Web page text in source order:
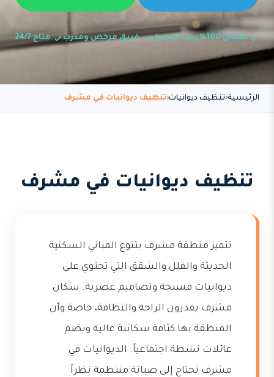
ضمان 100% رضا العميل فريق مرخص ومدرب متاح 24/7
الرئيسية تنظيف ديوانيات تنظيف ديوانيات في مشرف
تنظيف ديوانيات في مشرف
تتميز منطقة مشرف بتنوع المباني السكنية
الحديثة والفلل والشقق التي تحتوي على
ديوانيات فسيحة وتصاميم عصرية. سكان
مشرف يقدرون الراحة والنظافة، خاصة وأن
المنطقة بها كثافة سكانية عالية وتضم
عائلات نشطة اجتماعياً. الديوانيات في
مشرف تحتاج إلى صيانة منتظمة نظراً